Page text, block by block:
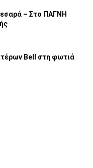
– Στο ΠΑΓΝΗ
Bell στη φωτιά